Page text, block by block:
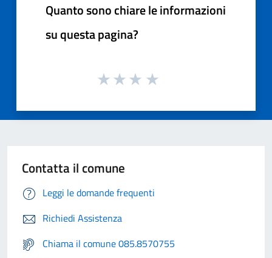
Quanto sono chiare le informazioni
su questa pagina?
Contatta il comune
Leggi le domande frequenti
Richiedi Assistenza
Chiama il comune 085.8570755